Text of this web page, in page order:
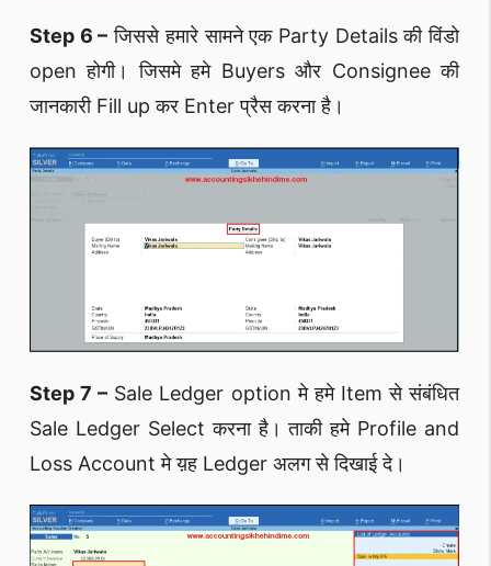
Step 6 – जिससे हमारे सामने एक Party Details की विंडो
open होगी। जिसमे हमे Buyers और Consignee की
जानकारी Fill up कर Enter प्रैस करना है।
Step 7 – Sale Ledger option मे हमे Item से संबंधित
Sale Ledger Select करना है। ताकी हमे Profile and
Loss Account मे य़ह Ledger अलग से दिखाई दे।